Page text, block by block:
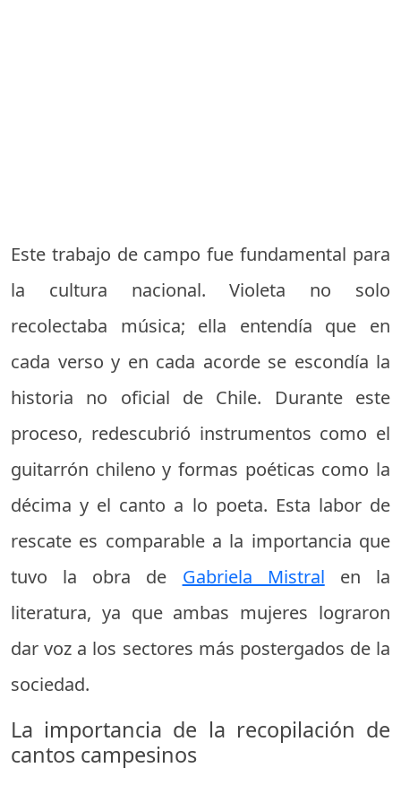
Este trabajo de campo fue fundamental para
la cultura nacional. Violeta no solo
recolectaba música; ella entendía que en
cada verso y en cada acorde se escondía la
historia no oficial de Chile. Durante este
proceso, redescubrió instrumentos como el
guitarrón chileno y formas poéticas como la
décima y el canto a lo poeta. Esta labor de
rescate es comparable a la importancia que
tuvo la obra de Gabriela Mistral en la
literatura, ya que ambas mujeres lograron
dar voz a los sectores más postergados de la
sociedad.
La importancia de la recopilación de
cantos campesinos